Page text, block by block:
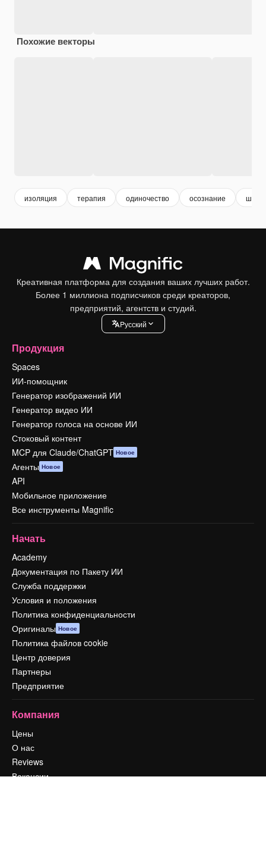
Похожие векторы
изоляция терапия одиночество осознание
Креативная платформа для создания ваших лучших работ.
Более 1 миллиона подписчиков среди креаторов,
предприятий, агентств и студий.
Pусский
Продукция
Spaces
ИИ-помощник
Генератор изображений ИИ
Генератор видео ИИ
Генератор голоса на основе ИИ
Стоковый контент
MCP для Claude/ChatGPT Новое
Агенты Новое
API
Мобильное приложение
Все инструменты Magnific
Начать
Academy
Документация по Пакету ИИ
Служба поддержки
Условия и положения
Политика конфиденциальности
Оригиналы Новое
Политика файлов cookie
Центр доверия
Партнеры
Предприятие
Компания
Цены
О нас
Reviews
Вакансии